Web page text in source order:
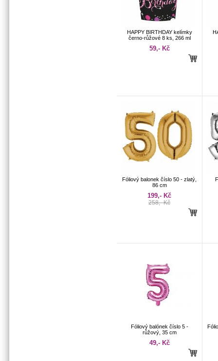
HAPPY BIRTHDAY kelímky
černo-růžové 8 ks, 266 ml
59,- Kč
Fóliový balonek číslo 50 - zlatý,
86 cm
199,- Kč
258,- Kč
Fóliový balónek číslo 5 -
růžový, 35 cm
49,- Kč